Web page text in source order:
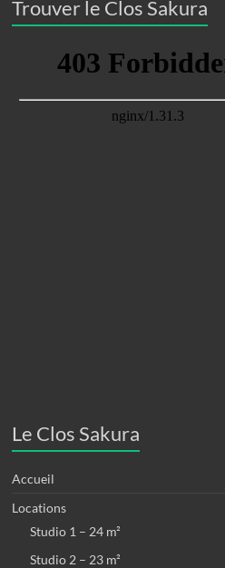
Trouver le Clos Sakura
Le Clos Sakura
Accueil
Locations
Studio 1 – 24 m²
Studio 2 – 23 m²